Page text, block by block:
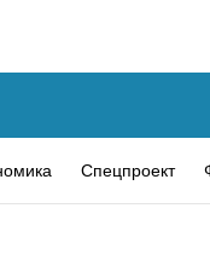
Спецпроект